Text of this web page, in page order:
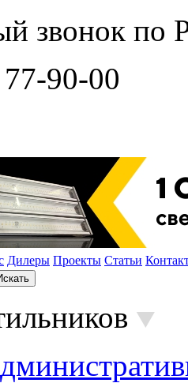
звонок по
90-00
Дилеры Проекты Статьи